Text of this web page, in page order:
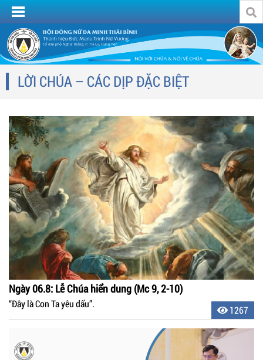
LỜI CHÚA – CÁC DỊP ĐẶC BIỆT
Ngày 06.8: Lễ Chúa hiển dung (Mc 9, 2-10)
“Đây là Con Ta yêu dấu”.
1267